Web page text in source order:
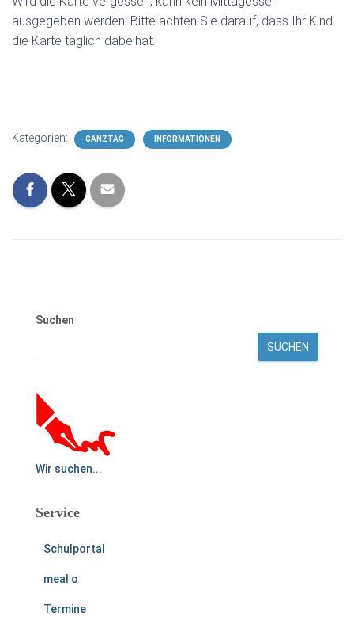
ausgegeben werden. Bitte achten Sie darauf, dass Ihr Kind
die Karte täglich dabeihat.
Kategorien: GANZTAG INFORMATIONEN
Suchen
SUCHEN
Wir suchen...
Service
Schulportal
meal o
Termine